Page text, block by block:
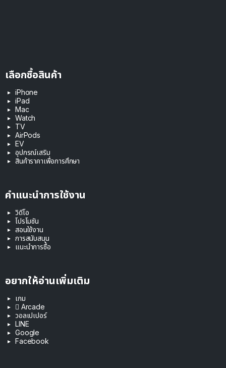
เลือกซื้อสินค้า
iPhone
iPad
Mac
Watch
TV
AirPods
EV
อุปกรณ์เสริม
สินค้าราคาเพื่อการศึกษา
คำแนะนำการใช้งาน
วิดีโอ
โปรโมชัน
สอนใช้งาน
การสนับสนุน
แนะนำการซื้อ
อยากให้อ่านเพิ่มเติม
เกม
 Arcade
วอลเปเปอร์
LINE
Google
Facebook